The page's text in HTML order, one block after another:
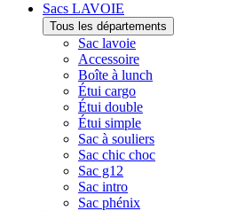
Sacs LAVOIE
Tous les départements
Sac lavoie
Accessoire
Boîte à lunch
Étui cargo
Étui double
Étui simple
Sac à souliers
Sac chic choc
Sac g12
Sac intro
Sac phénix